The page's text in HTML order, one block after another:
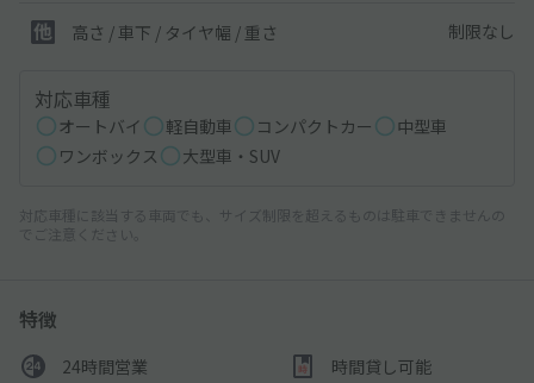
高さ / 車下 / タイヤ幅 / 重さ 制限なし
対応車種
オートバイ 軽自動車 コンパクトカー
中型車
ワンボックス
大型車・SUV
対応車種に該当する車両でも、サイズ制限を超えるものは駐車できませんの
でご注意ください。
特徴
24時間営業 時間貸し可能